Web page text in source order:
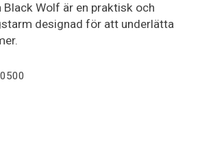
Black Wolf är en praktisk och
designad för att underlätta